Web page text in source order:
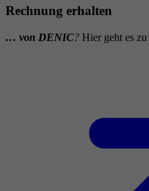
Rechnung erhalten
… von DENIC? Hier geht es